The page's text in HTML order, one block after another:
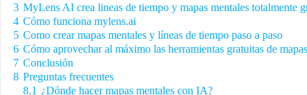
3 MyLens AI crea lineas de tiempo y mapas mentales totalmente
4 Cómo funciona mylens.ai
5 Como crear mapas mentales y líneas de tiempo paso a paso
6 Cómo aprovechar al máximo las herramientas gratuitas de
7 Conclusión
8 Preguntas frecuentes
8.1 ¿Dónde hacer mapas mentales con IA?